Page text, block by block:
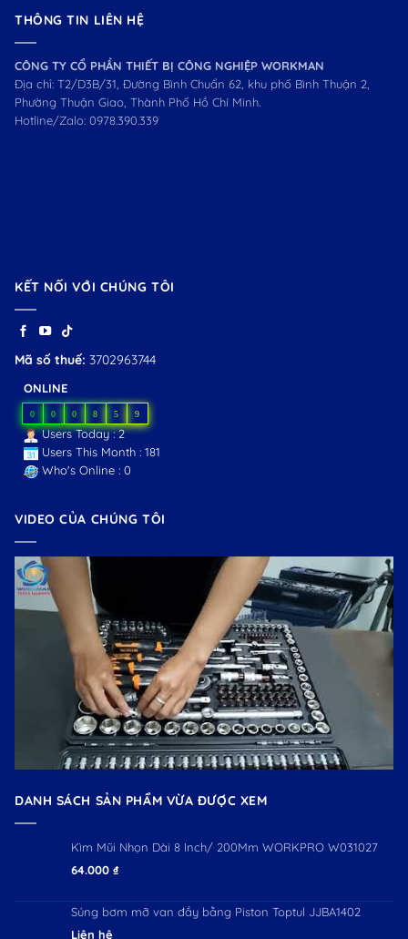
THÔNG TIN LIÊN HỆ
CÔNG TY CỔ PHẦN THIẾT BỊ CÔNG NGHIỆP WORKMAN
Địa chỉ: T2/D3B/31, Đường Bình Chuẩn 62, khu phố Bình Thuận 2,
Phường Thuận Giao, Thành Phố Hồ Chí Minh.
Hotline/Zalo: 0978.390.339
KẾT NỐI VỚI CHÚNG TÔI
Mã số thuế: 3702963744
ONLINE
0 0 0 8 5 9
Users Today : 2
Users This Month : 181
Who's Online : 0
VIDEO CỦA CHÚNG TÔI
DANH SÁCH SẢN PHẨM VỪA ĐƯỢC XEM
Kìm Mũi Nhọn Dài 8 Inch/ 200Mm WORKPRO W031027
64.000 ₫
Súng bơm mỡ van đầy bằng Piston Toptul JJBA1402
Liên hệ